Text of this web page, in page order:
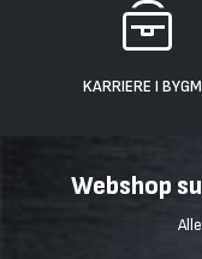
KARRIERE I
Webshop